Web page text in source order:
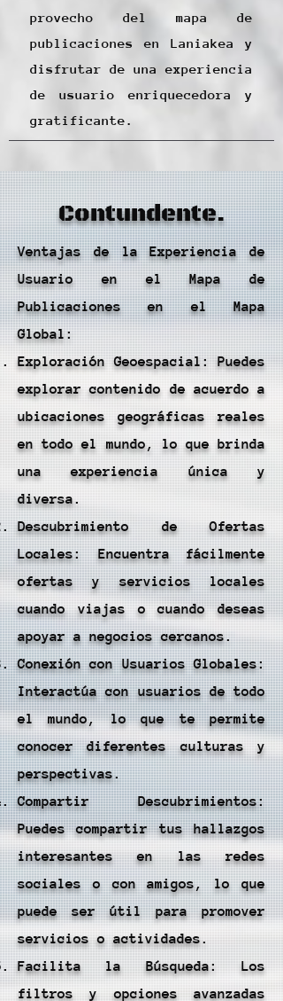
provecho del mapa de
publicaciones en Laniakea y
disfrutar de una experiencia
de usuario enriquecedora y
gratificante.
Contundente.
Ventajas de la Experiencia de
Usuario en el Mapa de
Publicaciones en el Mapa
Global:
Exploración Geoespacial: Puedes
explorar contenido de acuerdo a
ubicaciones geográficas reales
en todo el mundo, lo que brinda
una experiencia única y
diversa.
Descubrimiento de Ofertas
Locales: Encuentra fácilmente
ofertas y servicios locales
cuando viajas o cuando deseas
apoyar a negocios cercanos.
Conexión con Usuarios Globales:
Interactúa con usuarios de todo
el mundo, lo que te permite
conocer diferentes culturas y
perspectivas.
Compartir Descubrimientos:
Puedes compartir tus hallazgos
interesantes en las redes
sociales o con amigos, lo que
puede ser útil para promover
servicios o actividades.
Facilita la Búsqueda: Los
filtros y opciones avanzadas